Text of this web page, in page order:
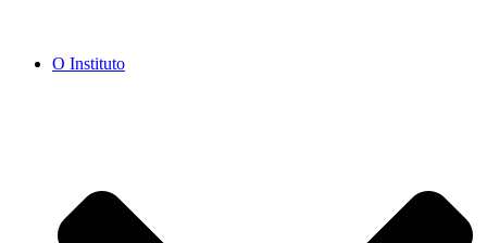
O Instituto